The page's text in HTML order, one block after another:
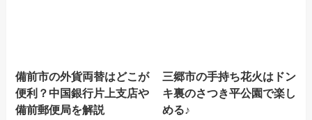
備前市の外貨両替はどこが
便利？中国銀行片上支店や
備前郵便局を解説
三郷市の手持ち花火はドン
キ裏のさつき平公園で楽し
める♪